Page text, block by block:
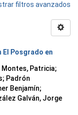
filtros avanzados
El Posgrado en
Montes, Patricia;
; Padrón
Benjamín;
Galván, Jorge